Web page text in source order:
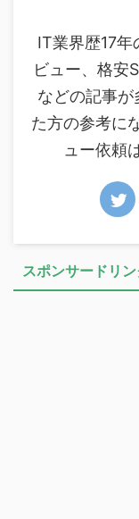
IT業界歴17年
ビュー、格安
などの記事が
た方の参考に
ュー依頼
スポンサードリン